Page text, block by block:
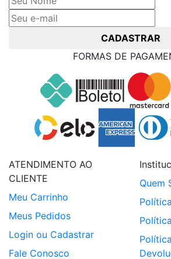
CADASTRAR
FORMAS DE
ATENDIMENTO AO
CLIENTE
Meu Carrinho
Meus Pedidos
Login ou Cadastrar
Fale Conosco
Quem